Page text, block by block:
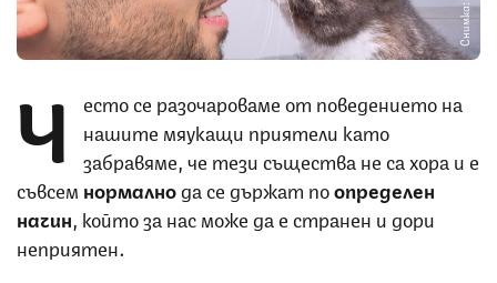
Снимка:
Ч
есто се разочароваме от поведението на
нашите мяукащи приятели като
забравяме, че тези същества не са хора и е
съвсем нормалнода се държат поопределен
начин , който за нас може да е странен и дори
неприятен.